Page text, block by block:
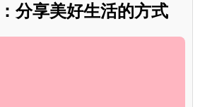
分享美好生活的方式